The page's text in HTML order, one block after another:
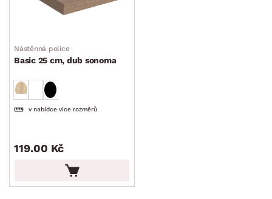
Nástěnná police
Basic 25 cm, dub sonoma
v nabídce více rozměrů
119.00 Kč